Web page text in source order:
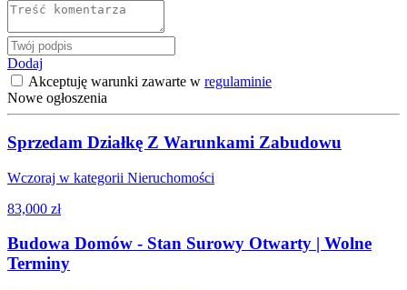
Dodaj
Akceptuję warunki zawarte w regulaminie
Nowe ogłoszenia
Sprzedam Działkę Z Warunkami Zabudowu
Wczoraj w kategorii Nieruchomości
83,000 zł
Budowa Domów - Stan Surowy Otwarty | Wolne
Terminy